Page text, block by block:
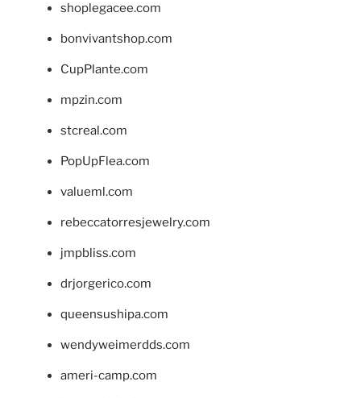
shoplegacee.com
bonvivantshop.com
CupPlante.com
mpzin.com
stcreal.com
PopUpFlea.com
valueml.com
rebeccatorresjewelry.com
jmpbliss.com
drjorgerico.com
queensushipa.com
wendyweimerdds.com
ameri-camp.com